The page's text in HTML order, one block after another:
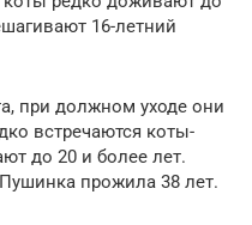
16-летний
при должном уходе они
встречаются коты-
до 20 и более лет.
прожила 38 лет.